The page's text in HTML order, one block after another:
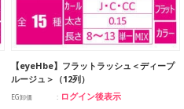
【eyeHbe】フラットラッシュ＜ディープ
ルージュ＞（12列）
EG卸価 ログイン後表示